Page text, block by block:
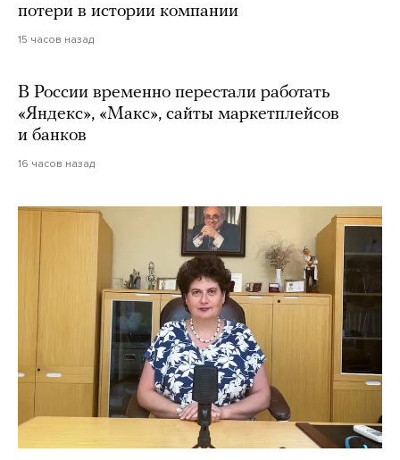
потери в истории компании
15 часов назад
В России временно перестали работать
«Яндекс», «Макс», сайты маркетплейсов
и банков
16 часов назад